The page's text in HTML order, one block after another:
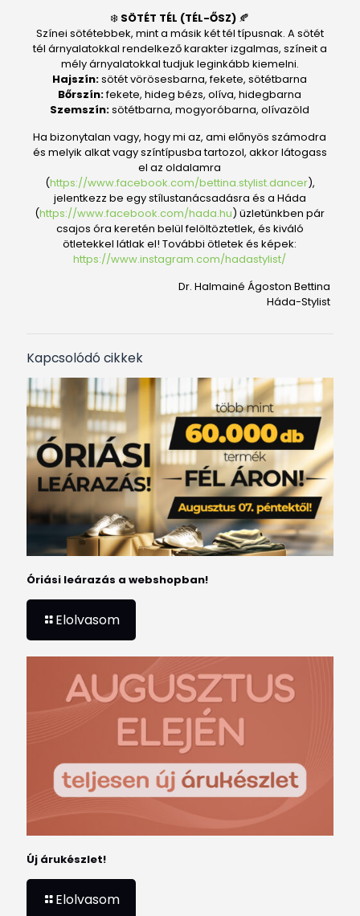
❄️ SÖTÉT TÉL (TÉL-ŐSZ) 🍂
Színei sötétebbek, mint a másik két tél típusnak. A sötét
tél árnyalatokkal rendelkező karakter izgalmas, színeit a
mély árnyalatokkal tudjuk leginkább kiemelni.
Hajszín:sötét vörösesbarna, fekete, sötétbarna
Bőrszín:fekete, hideg bézs, olíva, hidegbarna
Szemszín:sötétbarna, mogyoróbarna, olívazöld
Ha bizonytalan vagy, hogy mi az, ami előnyös számodra
és melyik alkat vagy színtípusba tartozol, akkor látogass
el az oldalamra
(https://www.facebook.com/bettina.stylist.dancer),
jelentkezz be egy stílustanácsadásra és a Háda
(https://www.facebook.com/hada.hu) üzletünkben pár
csajos óra keretén belül felöltöztetlek, és kiváló
ötletekkel látlak el! További ötletek és képek:
https://www.instagram.com/hadastylist/
Dr. Halmainé Ágoston Bettina
Háda-Stylist
Kapcsolódó cikkek
Óriási leárazás a webshopban!
Elolvasom
Új árukészlet!
Elolvasom